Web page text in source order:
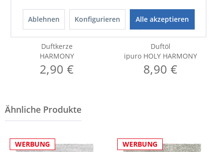
Duftkerze
HARMONY
2,90 €
Duftöl
ipuro HOLY HARMONY
8,90 €
Ablehnen Konfigurieren Alle akzeptieren